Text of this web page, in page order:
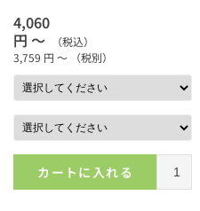
4,060
円 ～
（税込）
3,759 円 ～ （税別）
カートに入れる